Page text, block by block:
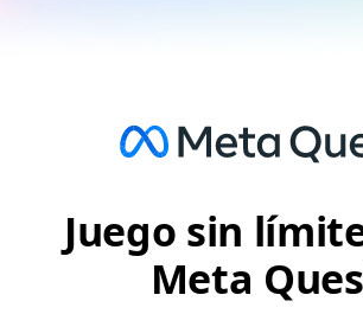
Logotipo
de
Meta
Quest
Juego sin
Meta